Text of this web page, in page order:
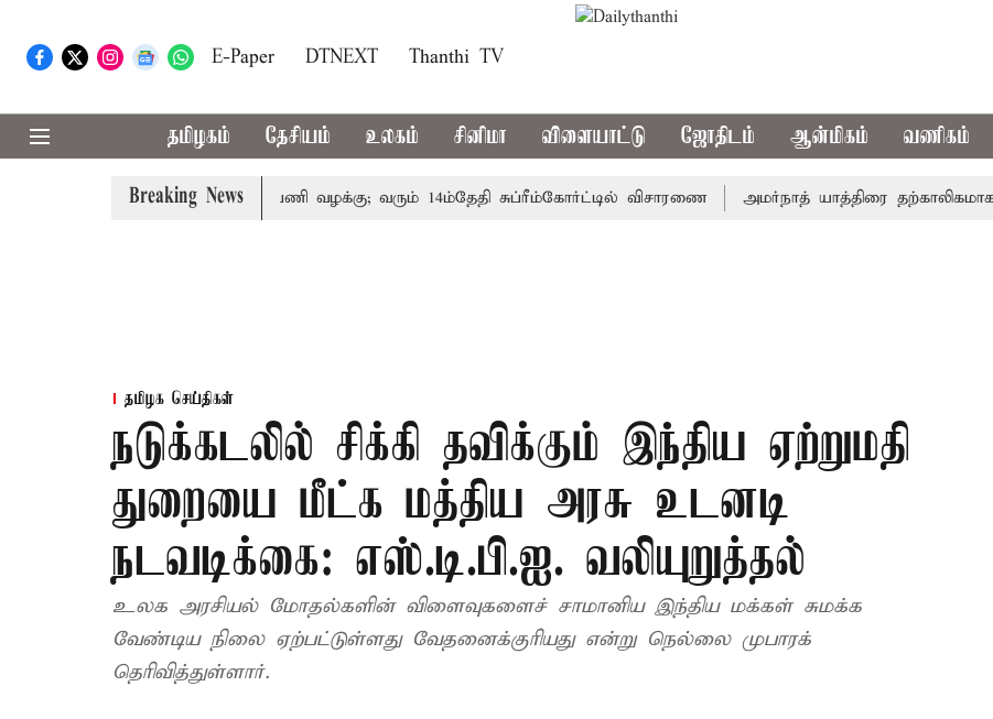
E-Paper DTNEXT Thanthi TV
தமிழகம் தேசியம் உலகம் சினிமா விளையாட்டு ஜோதிடம் ஆன்மிகம் வணிகம்
Breaking News
குடும்பத்தினருக்கு அரசுப்பணி வழக்கு; வரும் 14ம்தேதி சுப்ரீம்கோர்ட்டில் விசாரணை அமர்நாத் யாத்திரை தற்காலிகமாக
தமிழக செய்திகள்
நடுக்கடலில் சிக்கி தவிக்கும் இந்திய ஏற்றுமதி
துறையை மீட்க மத்திய அரசு உடனடி
நடவடிக்கை: எஸ்.டி.பி.ஐ. வலியுறுத்தல்
உலக அரசியல் மோதல்களின் விளைவுகளைச் சாமானிய இந்திய மக்கள் சுமக்க
வேண்டிய நிலை ஏற்பட்டுள்ளது வேதனைக்குரியது என்று நெல்லை முபாரக்
தெரிவித்துள்ளார்.